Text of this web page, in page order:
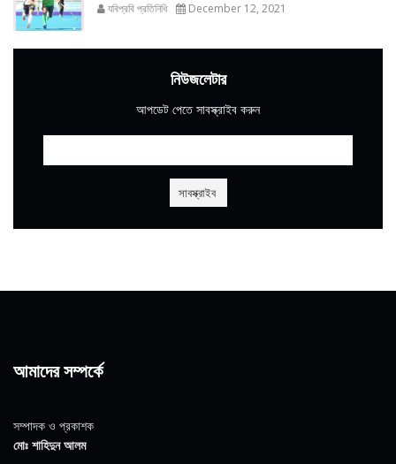
যবিপ্রবি প্রতিনিধি December 12, 2021
নিউজলেটার
আপডেট পেতে সাবস্ক্রাইব করুন
আমাদের সম্পর্কে
সম্পাদক ও প্রকাশক
মোঃ শাহিদুন আলম